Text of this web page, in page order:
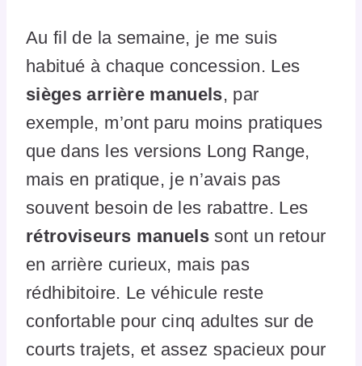
Au fil de la semaine, je me suis
habitué à chaque concession. Les
sièges arrière manuels, par
exemple, m’ont paru moins pratiques
que dans les versions Long Range,
mais en pratique, je n’avais pas
souvent besoin de les rabattre. Les
rétroviseurs manuels sont un retour
en arrière curieux, mais pas
rédhibitoire. Le véhicule reste
confortable pour cinq adultes sur de
courts trajets, et assez spacieux pour